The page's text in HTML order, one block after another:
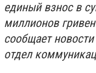
единый взнос в
миллионов
сообщает
отдел